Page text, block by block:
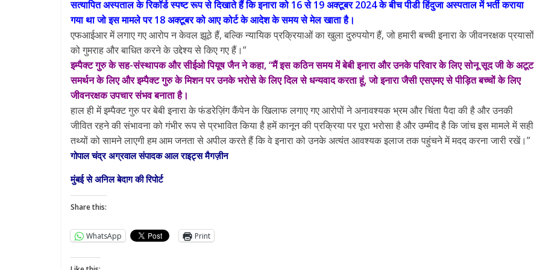
सत्यापित अस्पताल के रिकॉर्ड स्पष्ट रूप से दिखाते हैं कि इनारा को 16 से 19 अक्टूबर 2024 के बीच पीडी हिंदुजा अस्पताल में भर्ती कराया
गया था जो इस मामले पर 18 अक्टूबर को आए कोर्ट के आदेश के समय से मेल खाता है।
एफआईआर में लगाए गए आरोप न केवल झूठे हैं, बल्कि न्यायिक प्रक्रियाओं का खुला दुरुपयोग हैं, जो हमारी बच्ची इनारा के जीवनरक्षक प्रयासों
को गुमराह और बाधित करने के उद्देश्य से किए गए हैं।”
इम्पैक्ट गुरु के सह-संस्थापक और सीईओ पियूष जैन ने कहा, “मैं इस कठिन समय में बेबी इनारा और उनके परिवार के लिए सोनू सूद जी के अटूट
समर्थन के लिए और इम्पैक्ट गुरु के मिशन पर उनके भरोसे के लिए दिल से धन्यवाद करता हूं, जो इनारा जैसी एसएमए से पीड़ित बच्चों के लिए
जीवनरक्षक उपचार संभव बनाता है।
हाल ही में इम्पैक्ट गुरु पर बेबी इनारा के फंडरेज़िंग कैंपेन के खिलाफ लगाए गए आरोपों ने अनावश्यक भ्रम और चिंता पैदा की है और उनकी
जीवित रहने की संभावना को गंभीर रूप से प्रभावित किया है हमें कानून की प्रक्रिया पर पूरा भरोसा है और उम्मीद है कि जांच इस मामले में सही
तथ्यों को सामने लाएगी हम आम जनता से अपील करते हैं कि वे इनारा को उनके अत्यंत आवश्यक इलाज तक पहुंचने में मदद करना जारी रखें।”
गोपाल चंद्र अग्रवाल संपादक आल राइट्स मैगज़ीन
मुंबई से अनिल बेदाग की रिपोर्ट
Share this:
WhatsApp Print